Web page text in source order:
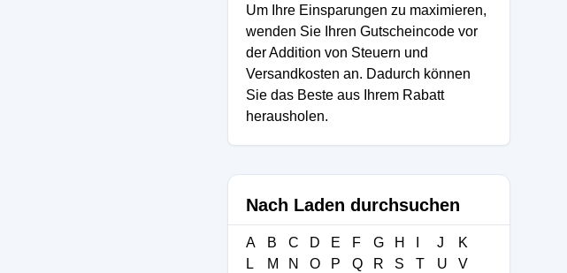
Um Ihre Einsparungen zu maximieren,
wenden Sie Ihren Gutscheincode vor
der Addition von Steuern und
Versandkosten an. Dadurch können
Sie das Beste aus Ihrem Rabatt
herausholen.
Nach Laden durchsuchen
A B C D E F G H J
K
L
M N O P Q R S T U
V